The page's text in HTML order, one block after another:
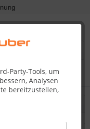
Party-Tools, um
Analysen
bereitzustellen,